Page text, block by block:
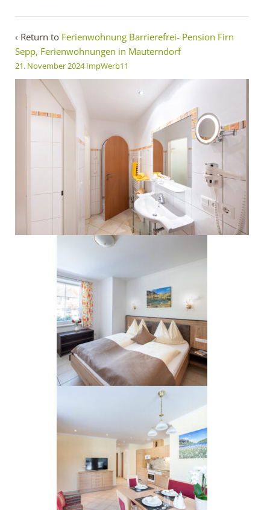
‹ Return to Ferienwohnung Barrierefrei- Pension Firn
Sepp, Ferienwohnungen in Mauterndorf
21. November 2024 ImpWerb11